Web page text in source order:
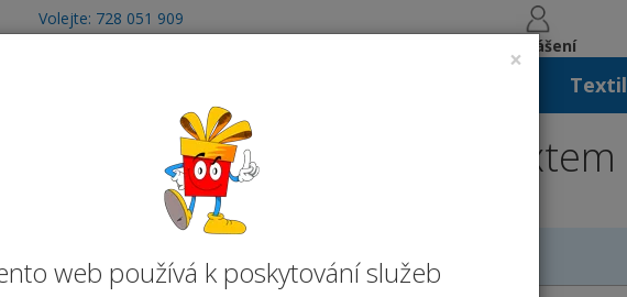
×
web používá k poskytování služeb
Volejte: 728 051 909
obchod@vyrobafotodarku.cz
Přihlášení
Textil
300 ml - Fotografie s textem
Vyberte si krabičku